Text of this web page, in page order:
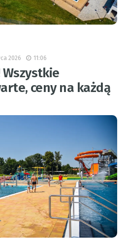
2026 11:06
Wszystkie
ceny na każdą